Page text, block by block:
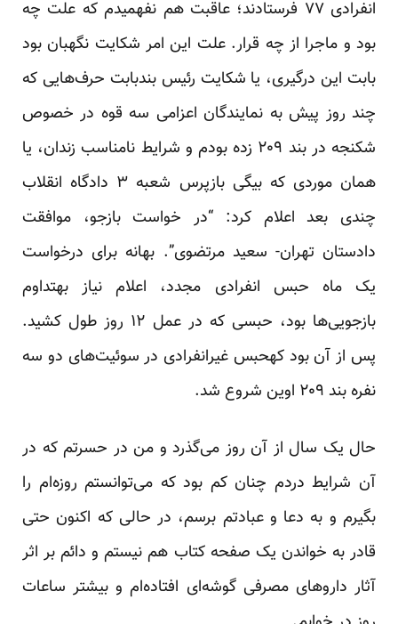
انفرادی ۷۷ فرستادند؛ عاقبت هم نفهمیدم که علت چه
بود و ماجرا از چه قرار. علت این امر شکایت نگهبان بود
بابت این درگیری، یا شکایت رئیس بندبابت حرف‌هایی که
چند روز پیش به نمایندگان اعزامی سه قوه در خصوص
شکنجه در بند ۲۰۹ زده بودم و شرایط نامناسب زندان، یا‌‌
همان موردی که بیگی بازپرس شعبه ۳ دادگاه انقلاب
چندی بعد اعلام کرد: “در خواست بازجو، موافقت
دادستان تهران- سعید مرتضوی”. بهانه برای درخواست
یک ماه حبس انفرادی مجدد، اعلام نیاز بهتداوم
بازجویی‌ها بود، حبسی که در عمل ۱۲ روز طول کشید.
پس از آن بود کهحبس غیرانفرادی در سوئیت‌های دو سه
نفره بند ۲۰۹ اوین شروع شد.
حال یک سال از آن روز می‌گذرد و من در حسرتم که در
آن شرایط دردم چنان کم بود که می‌توانستم روزه‌ام را
بگیرم و به دعا و عبادتم برسم، در حالی که اکنون حتی
قادر به خواندن یک صفحه کتاب هم نیستم و دائم بر اثر
آثار داروهای مصرفی گوشه‌ای افتاده‌ام و بیشتر ساعات